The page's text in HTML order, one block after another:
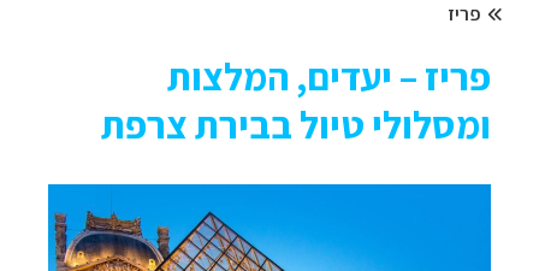
פריז
פריז – יעדים, המלצות
ומסלולי טיול בבירת צרפת